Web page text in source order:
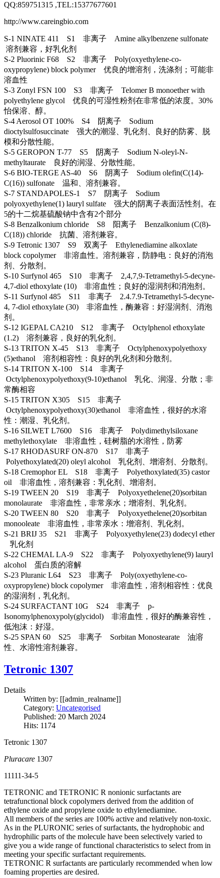
QQ:859751315 ,TEL:15377677601
http://www.careingbio.com
S-1 NINATE 411 S1 非离子 Amine alkylbenzene sulfonate
溶剂兼容，好乳化剂
S-2 Pluorinic F68 S2 非离子 Poly(oxyethylene-co-
oxypropylene) block polymer 优良的增溶剂，洗涤剂；可能非
溶血性
S-3 Zonyl FSN 100 S3 非离子 Telomer B monoether with
polyethylene glycol 优良的可湿性粉剂在非常低的浓度。30%
怡保溶、醇。
S-4 Aerosol OT 100% S4 阴离子 Sodium
dioctylsulfosuccinate 强大的潮湿、乳化剂、良好的防雾、脱
模和分散性能。
S-5 GEROPON T-77 S5 阴离子 Sodium N-oleyl-N-
methyltaurate 良好的润湿、分散性能。
S-6 BIO-TERGE AS-40 S6 阴离子 Sodium olefin(C(14)-
C(16)) sulfonate 温和、溶剂兼容。
S-7 STANDAPOLES-1 S7 阴离子 Sodium
polyoxyethylene(1) lauryl sulfate 强大的阴离子表面活性剂。在
5的十二烷基硫酸钠中含有2个部分
S-8 Benzalkonium chloride S8 阳离子 Benzalkonium (C(8)-
C(18)) chloride 抗菌、溶剂兼容。
S-9 Tetronic 1307 S9 双离子 Ethylenediamine alkoxlate
block copolymer 非溶血性。溶剂兼容，防静电：良好的消泡
剂、分散剂。
S-10 Surfynol 465 S10 非离子 2,4,7,9-Tetramethyl-5-decyne-
4,7-diol ethoxylate (10) 非溶血性；良好的湿润剂和消泡剂。
S-11 Surfynol 485 S11 非离子 2.4.7.9-Tetramethyl-5-decyne-
4, 7-diol ethoxylate (30) 非溶血性，酶兼容：好湿润剂、消泡
剂。
S-12 IGEPAL CA210 S12 非离子 Octylphenol ethoxylate
(1.2) 溶剂兼容，良好的乳化剂。
S-13 TRITON X-45 S13 非离子 Octylphenoxypolyethoxy
(5)ethanol 溶剂相容性：良好的乳化剂和分散剂。
S-14 TRITON X-100 S14 非离子
Octylphenoxypolyethoxy(9-10)ethanol 乳化、润湿、分散；非
常酶相容
S-15 TRITON X305 S15 非离子
Octylphenoxypolyethoxy(30)ethanol 非溶血性，很好的水溶
性：潮湿、乳化剂。
S-16 SILWET L7600 S16 非离子 Polydimethylsiloxane
methylethoxylate 非溶血性，硅树脂的水溶性，防雾
S-17 RHODASURF ON-870 S17 非离子
Polyethoxylated(20) oleyl alcohol 乳化剂、增溶剂、分散剂。
S-18 Cremophor EL S18 非离子 Polyethoxylated(35) castor
oil 非溶血性，溶剂兼容：乳化剂、增溶剂。
S-19 TWEEN 20 S19 非离子 Polyoxyethelene(20)sorbitan
monolaurate 非溶血性，非常亲水；增溶剂、乳化剂。
S-20 TWEEN 80 S20 非离子 Polyoxyethelene(20)sorbitan
monooleate 非溶血性，非常亲水：增溶剂、乳化剂。
S-21 BRIJ 35 S21 非离子 Polyoxyethylene(23) dodecyl ether
乳化剂
S-22 CHEMAL LA-9 S22 非离子 Polyoxyethylene(9) lauryl
alcohol 蛋白质的溶解
S-23 Pluranic L64 S23 非离子 Poly(oxyethylene-co-
oxypropylene) block copolymer 非溶血性，溶剂相容性：优良
的湿润剂，乳化剂。
S-24 SURFACTANT 10G S24 非离子 p-
Isonomylphenoxypoly(glycidol) 非溶血性，很好的酶兼容性，
低泡沫：好湿。
S-25 SPAN 60 S25 非离子 Sorbitan Monostearate 油溶
性、水溶性溶剂兼容。
Tetronic 1307
Details
Written by: [[admin_realname]]
Category: Uncategorised
Published: 20 March 2024
Hits: 1174
Tetronic 1307
Pluracare 1307
11111-34-5
TETRONIC and TETRONIC R nonionic surfactants are
tetrafunctional block copolymers derived from the addition of
ethylene oxide and propylene oxide to ethylenediamine.
All members of the series are 100% active and relatively non-toxic.
As in the PLURONIC series of surfactants, the hydrophobic and
hydrophilic parts of the molecule have been selectively varied to
give you a wide range of functional characteristics to select from in
meeting your specific surfactant requirements.
TETRONIC R surfactants are particularly recommended when low
foaming properties are desired.